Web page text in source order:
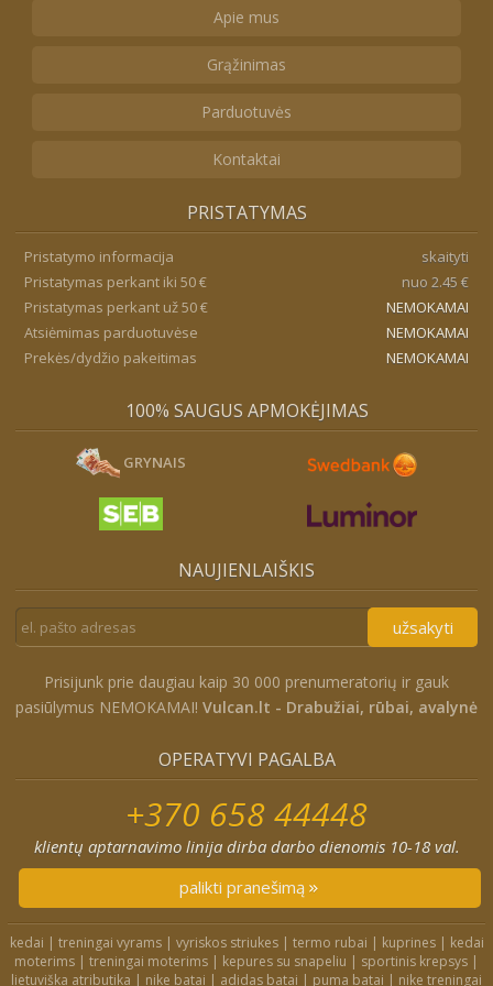
Apie mus
Grąžinimas
Parduotuvės
Kontaktai
PRISTATYMAS
Pristatymo informacija
skaityti
Pristatymas perkant iki 50 €
nuo 2.45 €
Pristatymas perkant už 50 €
NEMOKAMAI
Atsiėmimas parduotuvėse
NEMOKAMAI
Prekės/dydžio pakeitimas
NEMOKAMAI
100% SAUGUS APMOKĖJIMAS
GRYNAIS
NAUJIENLAIŠKIS
užsakyti
Prisijunk prie daugiau kaip 30 000 prenumeratorių ir gauk
pasiūlymus NEMOKAMAI! Vulcan.lt - Drabužiai, rūbai, avalynė
OPERATYVI PAGALBA
+370 658 44448
klientų aptarnavimo linija dirba darbo dienomis 10-18 val.
palikti pranešimą
kedai treningai vyrams| vyriskos striukes| termo rubai kuprines| kedai
moterims
treningai moterims kepures su snapeliu sportinis krepsys
lietuviška atributika
nike batai adidas batai puma batai nike treningai